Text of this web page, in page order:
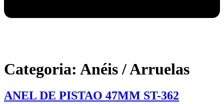
Categoria: Anéis / Arruelas
ANEL DE PISTAO 47MM ST-362